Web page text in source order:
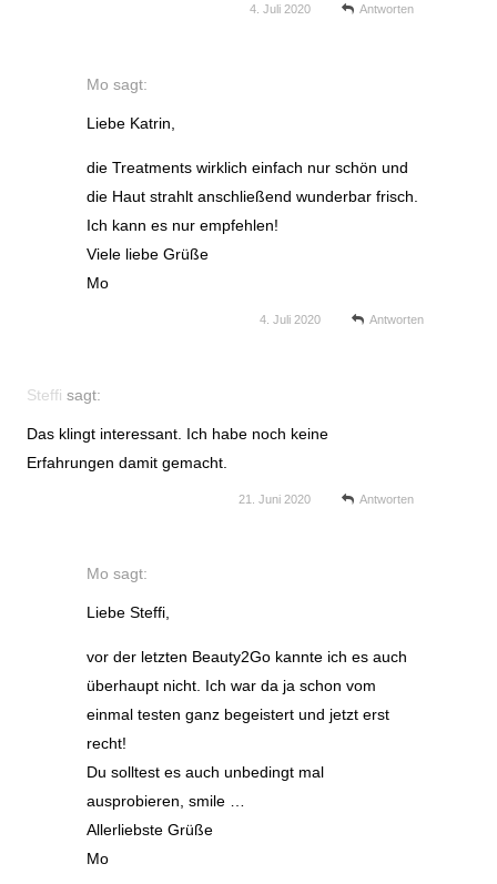
4. Juli 2020 Antworten
Mo sagt:
Liebe Katrin,
die Treatments wirklich einfach nur schön und
die Haut strahlt anschließend wunderbar frisch.
Ich kann es nur empfehlen!
Viele liebe Grüße
Mo
4. Juli 2020 Antworten
Steffi sagt:
Das klingt interessant. Ich habe noch keine
Erfahrungen damit gemacht.
21. Juni 2020 Antworten
Mo sagt:
Liebe Steffi,
vor der letzten Beauty2Go kannte ich es auch
überhaupt nicht. Ich war da ja schon vom
einmal testen ganz begeistert und jetzt erst
recht!
Du solltest es auch unbedingt mal
ausprobieren, smile …
Allerliebste Grüße
Mo